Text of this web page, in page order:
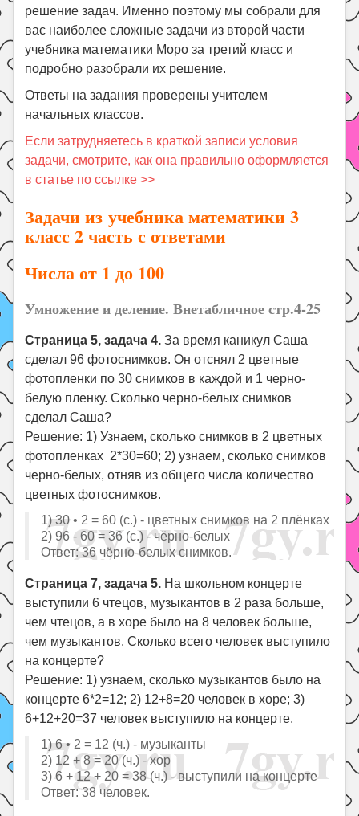
решение задач. Именно поэтому мы собрали для
вас наиболее сложные задачи из второй части
учебника математики Моро за третий класс и
подробно разобрали их решение.
Ответы на задания проверены учителем
начальных классов.
Если затрудняетесь в краткой записи условия
задачи, смотрите, как она правильно оформляется
в статье по ссылке >>
Задачи из учебника математики 3
класс 2 часть с ответами
Числа от 1 до 100
Умножение и деление. Внетабличное стр.4-25
Страница 5, задача 4. За время каникул Саша
сделал 96 фотоснимков. Он отснял 2 цветные
фотопленки по 30 снимков в каждой и 1 черно-
белую пленку. Сколько черно-белых снимков
сделал Саша?
Решение: 1) Узнаем, сколько снимков в 2 цветных
фотопленках 2*30=60; 2) узнаем, сколько снимков
черно-белых, отняв из общего числа количество
цветных фотоснимков.
1) 30 • 2 = 60 (с.) - цветных снимков на 2 плёнках
2) 96 - 60 = 36 (с.) - чёрно-белых
Ответ: 36 чёрно-белых снимков.
Страница 7, задача 5. На школьном концерте
выступили 6 чтецов, музыкантов в 2 раза больше,
чем чтецов, а в хоре было на 8 человек больше,
чем музыкантов. Сколько всего человек выступило
на концерте?
Решение: 1) узнаем, сколько музыкантов было на
концерте 6*2=12; 2) 12+8=20 человек в хоре; 3)
6+12+20=37 человек выступило на концерте.
1) 6 • 2 = 12 (ч.) - музыканты
2) 12 + 8 = 20 (ч.) - хор
3) 6 + 12 + 20 = 38 (ч.) - выступили на концерте
Ответ: 38 человек.